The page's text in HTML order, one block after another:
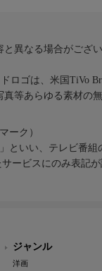
異なる場合がござい
ロゴは、米国TiVo
等あらゆる素材の
ーク）
といい、テレビ番組
ービスにのみ表記
ジャンル
洋画